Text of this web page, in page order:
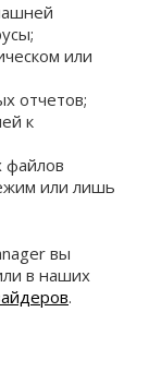
или
отчетов;
к
файлов
или лишь
вы
в наших
.